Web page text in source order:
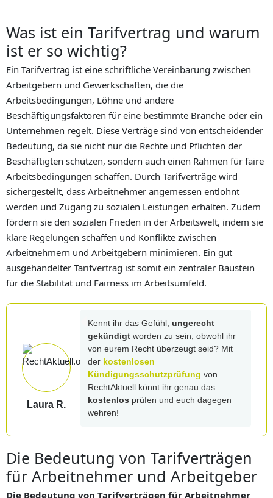
Was ist ein Tarifvertrag und warum
ist er so wichtig?
Ein Tarifvertrag ist eine schriftliche Vereinbarung zwischen
Arbeitgebern und Gewerkschaften, die die
Arbeitsbedingungen, Löhne und andere
Beschäftigungsfaktoren für eine bestimmte Branche oder ein
Unternehmen regelt. Diese Verträge sind von entscheidender
Bedeutung, da sie nicht nur die Rechte und Pflichten der
Beschäftigten schützen, sondern auch einen Rahmen für faire
Arbeitsbedingungen schaffen. Durch Tarifverträge wird
sichergestellt, dass Arbeitnehmer angemessen entlohnt
werden und Zugang zu sozialen Leistungen erhalten. Zudem
fördern sie den sozialen Frieden in der Arbeitswelt, indem sie
klare Regelungen schaffen und Konflikte zwischen
Arbeitnehmern und Arbeitgebern minimieren. Ein gut
ausgehandelter Tarifvertrag ist somit ein zentraler Baustein
für die Stabilität und Fairness im Arbeitsumfeld.
Laura R.
Kennt ihr das Gefühl, ungerecht
gekündigt worden zu sein, obwohl ihr
von eurem Recht überzeugt seid? Mit
der kostenlosen
Kündigungsschutzprüfung von
RechtAktuell könnt ihr genau das
kostenlos prüfen und euch dagegen
wehren!
Die Bedeutung von Tarifverträgen
für Arbeitnehmer und Arbeitgeber
Die Bedeutung von Tarifverträgen für Arbeitnehmer